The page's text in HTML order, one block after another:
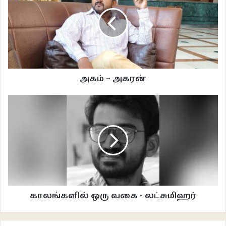
அப்பாவையே ஒரு கணம் பார்த்தான் கருணாகரன். வெளியில் சிரித்த முகமாக
இருந்தாலும், அண்ணனையும் அவனையும் வளர்த்து ஆளாக்க அவர் பட்ட
சிரமங்கள் ஒரு திரைப்படம் போல் அவன் மனதில் ஓடியது. அண்ணனின் படிப்புத்
தேவைக்கு ஒரு பெரிய தொகை தேவைப்பட்ட போது, உறவினர் ஒருவரின் நிதி
நிறுவனத்தில் வட்டிக்கு கடன் வாங்கி, பின் அதைத் திருப்பிச் செலுத்த அவர்
அவர் அம்மாவிடம் கூடப் பகிர்ந்து கொண்டதில்லை என்பதையும் அவன்
அறிவான். வயதின் காரணமாக, சுருக்கம் விழுந்திருந்த அவரின் முகத்தை உற்று
நோக்கிக் கொண்டே அப்பாவிடம் கேட்டான் கருணாகரன்.
‘அப்பா…இப்ப நாம பொருளாதாரத்தில் நல்ல நிலைமையில் இருக்கோம். நீங்களும்
கடமைகளையெல்லாம் முடிச்சுட்டு நிம்மதியா ஓய்வில் இருக்கீங்க… ஆனா,
எனக்கு உங்களை ஏதாவது ஒரு வகையில் இன்னும் சந்தோசப்படுத்திப்
பார்க்கணும்னு ஆசையா இருக்கு. ஒளிக்காம, கிண்டல் பண்ணாம சொல்லுங்க…
உங்க வாழ்க்கையில எதையாவது அனுபவிக்கவில்லைங்குற ஏக்கம் உங்க உள்
நிறைவேத்துறேன்..’ என்றான் கருணாகரன். ‘இந்தக் கேள்வியை எல்லோரும்
அகம் – அகரன்
காலங்களில் ஒரு வகை - லட்சுமிஹர்